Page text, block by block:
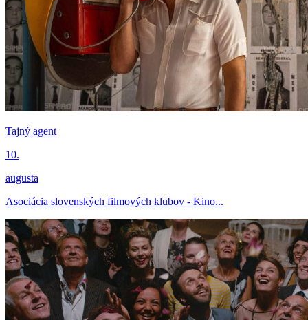
Tajný agent
10.
augusta
Asociácia slovenských filmových klubov - Kino...